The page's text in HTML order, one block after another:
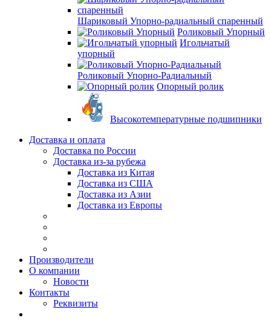
Шариковый Упорно-радиальный спаренный
Роликовый Упорный
Игольчатый
упорный
Роликовый Упорно-Радиальный
Опорный ролик
Высокотемпературные подшипники
Доставка и оплата
Доставка по России
Доставка из-за рубежа
Доставка из Китая
Доставка из США
Доставка из Азии
Доставка из Европы
Производители
О компании
Новости
Контакты
Реквизиты